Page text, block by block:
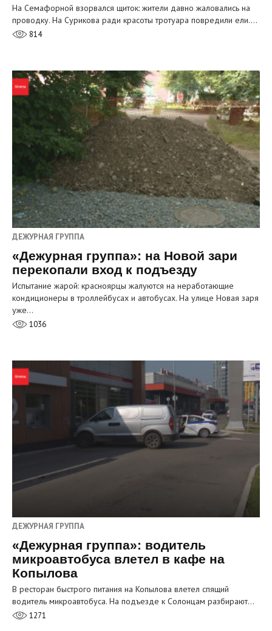
На Семафорной взорвался щиток: жители давно жаловались на
проводку. На Сурикова ради красоты тротуара повредили ели.…
814
ДЕЖУРНАЯ ГРУППА
«Дежурная группа»: на Новой зари
перекопали вход к подъезду
Испытание жарой: красноярцы жалуются на неработающие
кондиционеры в троллейбусах и автобусах. На улице Новая заря
уже…
1036
ДЕЖУРНАЯ ГРУППА
«Дежурная группа»: водитель
микроавтобуса влетел в кафе на
Копылова
В ресторан быстрого питания на Копылова влетел спящий
водитель микроавтобуса. На подъезде к Солонцам разбирают…
1271